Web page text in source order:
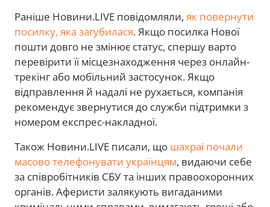
Раніше Новини.LIVE повідомляли, як повернути
посилку, яка загубилася. Якщо посилка Нової
пошти довго не змінює статус, спершу варто
перевірити її місцезнаходження через онлайн-
трекінг або мобільний застосунок. Якщо
відправлення й надалі не рухається, компанія
рекомендує звернутися до служби підтримки з
номером експрес-накладної.
Також Новини.LIVE писали, що шахраї почали
масово телефонувати українцям, видаючи себе
за співробітників СБУ та інших правоохоронних
органів. Аферисти залякують вигаданими